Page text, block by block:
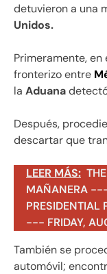
detuvieron a una
Unidos.
Primeramente,
fronterizo entre
la Aduana
Después,
descartar que
LEER MÁS:
MAÑANERA
PRESIDENTIAL
--- FRIDAY,
También se
automóvil;